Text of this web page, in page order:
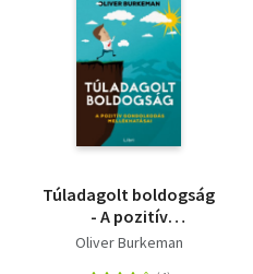
Túladagolt boldogság
- A pozitív
gondolkodás
Oliver Burkeman